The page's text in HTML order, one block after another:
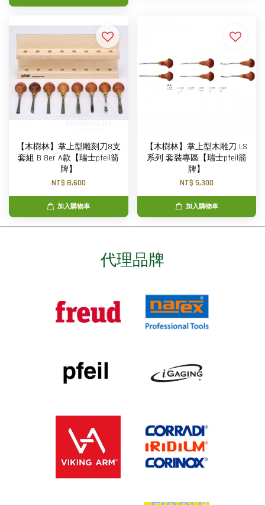
【木樹林】掌上型雕刻刀8支
套組 B 8er A款【瑞士pfeil箭
牌】
NT$ 8,600
加入購物車
【木樹林】掌上型木雕刀 LS
系列 套裝專區【瑞士pfeil箭
牌】
NT$ 5,300
加入購物車
代理品牌